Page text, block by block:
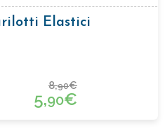
Elastici
8,90€
5,90€